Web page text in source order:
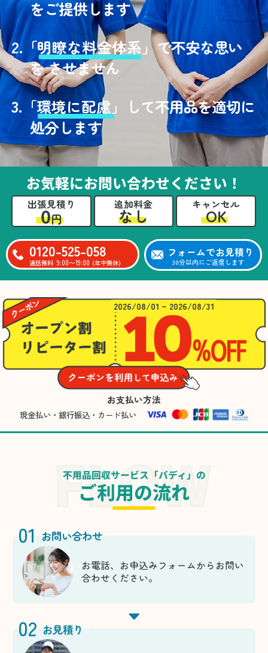
をご提供します
2.「明瞭な料金体系」で不安な思い
を させません
3. 「環境に配慮」
して不用品を適切に
処分します
お気軽にお問い合わせください！
出張見積り
0円
追加料金
なし
キャンセル
OK
0120-525-058
通話無料 9:00〜19:00 (年中無休)
フォームでお見積り
30分以内にご返信します
2026/08/01 ~ 2026/08/31
お支払い方法
現金払い・銀行振込・カード払い
不用品回収サービス「バディ」の
ご利用の流れ
01 お問い合わせ
お電話、お申込みフォームからお問い
合わせください。
02 お見積り